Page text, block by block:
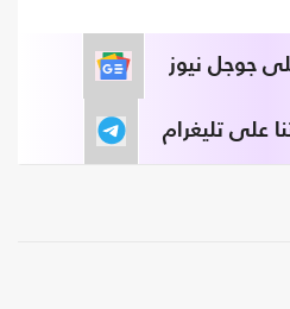
على جوجل نيوز
على تليغرام